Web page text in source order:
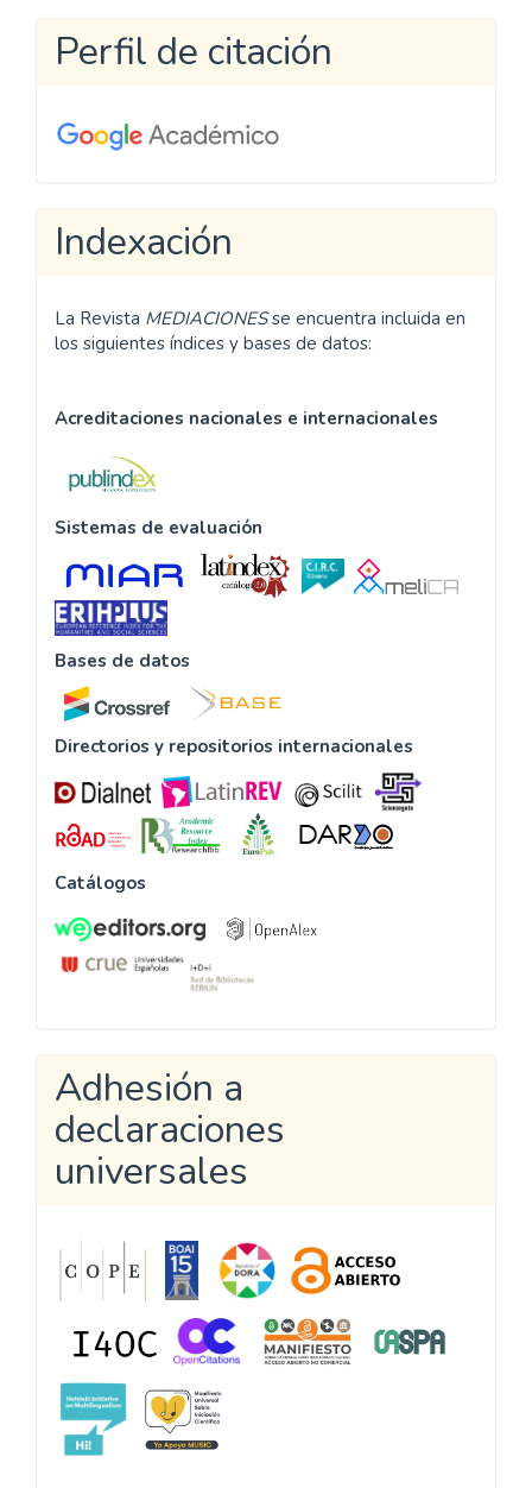
Perfil de citación
Indexación
La Revista MEDIACIONESse encuentra incluida en
los siguientes índices y bases de datos:
Acreditaciones nacionales e internacionales
Sistemas de evaluación
Bases de datos
Directorios y repositorios internacionales
Catálogos
Adhesión a
declaraciones
universales